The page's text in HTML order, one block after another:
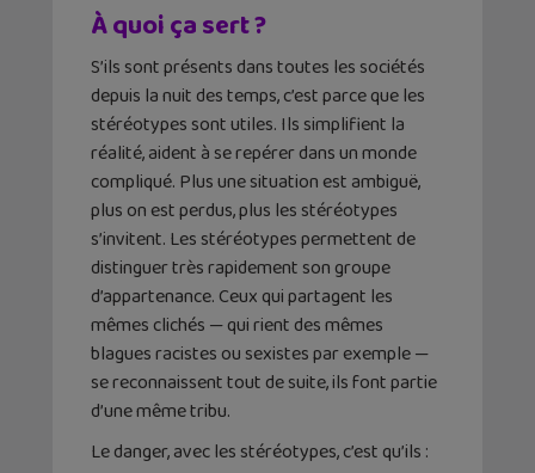
À quoi ça sert ?
S’ils sont présents dans toutes les sociétés
depuis la nuit des temps, c’est parce que les
stéréotypes sont utiles. Ils simplifient la
réalité, aident à se repérer dans un monde
compliqué. Plus une situation est ambiguë,
plus on est perdus, plus les stéréotypes
s’invitent. Les stéréotypes permettent de
distinguer très rapidement son groupe
d’appartenance. Ceux qui partagent les
mêmes clichés — qui rient des mêmes
blagues racistes ou sexistes par exemple —
se reconnaissent tout de suite, ils font partie
d’une même tribu.
Le danger, avec les stéréotypes, c’est qu’ils :